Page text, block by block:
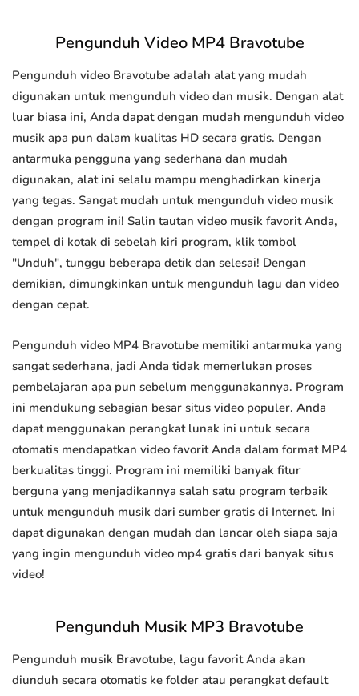
Pengunduh Video MP4 Bravotube
Pengunduh video Bravotube adalah alat yang mudah
digunakan untuk mengunduh video dan musik. Dengan alat
luar biasa ini, Anda dapat dengan mudah mengunduh video
musik apa pun dalam kualitas HD secara gratis. Dengan
antarmuka pengguna yang sederhana dan mudah
digunakan, alat ini selalu mampu menghadirkan kinerja
yang tegas. Sangat mudah untuk mengunduh video musik
dengan program ini! Salin tautan video musik favorit Anda,
tempel di kotak di sebelah kiri program, klik tombol
"Unduh", tunggu beberapa detik dan selesai! Dengan
demikian, dimungkinkan untuk mengunduh lagu dan video
dengan cepat.
Pengunduh video MP4 Bravotube memiliki antarmuka yang
sangat sederhana, jadi Anda tidak memerlukan proses
pembelajaran apa pun sebelum menggunakannya. Program
ini mendukung sebagian besar situs video populer. Anda
dapat menggunakan perangkat lunak ini untuk secara
otomatis mendapatkan video favorit Anda dalam format MP4
berkualitas tinggi. Program ini memiliki banyak fitur
berguna yang menjadikannya salah satu program terbaik
untuk mengunduh musik dari sumber gratis di Internet. Ini
dapat digunakan dengan mudah dan lancar oleh siapa saja
yang ingin mengunduh video mp4 gratis dari banyak situs
video!
Pengunduh Musik MP3 Bravotube
Pengunduh musik Bravotube, lagu favorit Anda akan
diunduh secara otomatis ke folder atau perangkat default